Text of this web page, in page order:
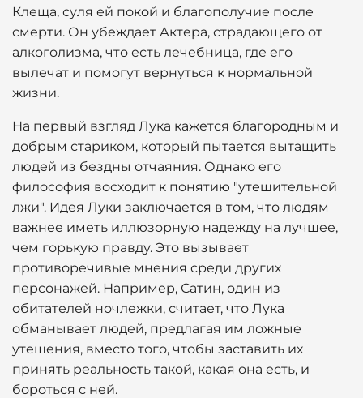
Клеща, суля ей покой и благополучие после
смерти. Он убеждает Актера, страдающего от
алкоголизма, что есть лечебница, где его
вылечат и помогут вернуться к нормальной
жизни.
На первый взгляд Лука кажется благородным и
добрым стариком, который пытается вытащить
людей из бездны отчаяния. Однако его
философия восходит к понятию "утешительной
лжи". Идея Луки заключается в том, что людям
важнее иметь иллюзорную надежду на лучшее,
чем горькую правду. Это вызывает
противоречивые мнения среди других
персонажей. Например, Сатин, один из
обитателей ночлежки, считает, что Лука
обманывает людей, предлагая им ложные
утешения, вместо того, чтобы заставить их
принять реальность такой, какая она есть, и
бороться с ней.